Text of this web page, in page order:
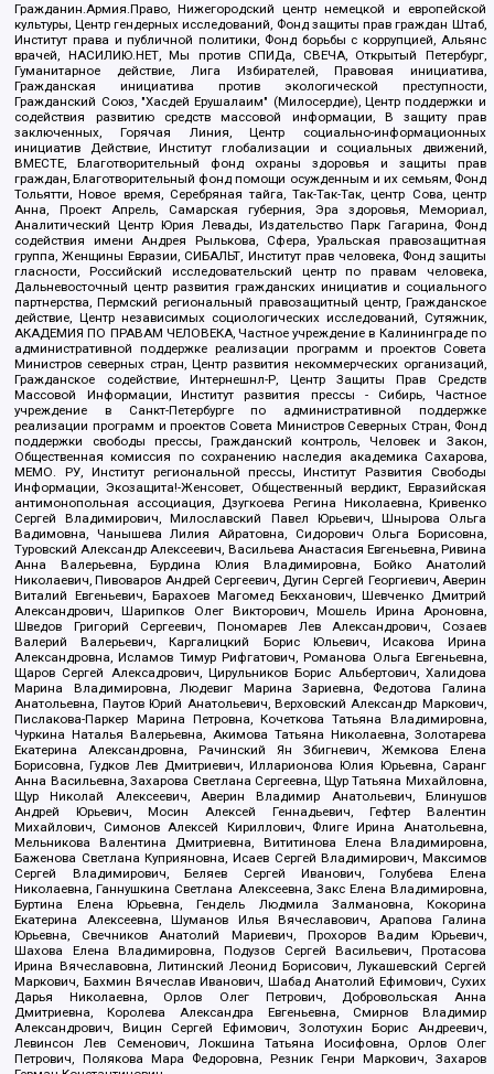
Гражданин.Армия.Право, Нижегородский центр немецкой и европейской
культуры, Центр гендерных исследований, Фонд защиты прав граждан Штаб,
Институт права и публичной политики, Фонд борьбы с коррупцией, Альянс
врачей, НАСИЛИЮ.НЕТ, Мы против СПИДа, СВЕЧА, Открытый Петербург,
Гуманитарное действие, Лига Избирателей, Правовая инициатива,
Гражданская инициатива против экологической преступности,
Гражданский Союз, "Хасдей Ерушалаим" (Милосердие), Центр поддержки и
содействия развитию средств массовой информации, В защиту прав
заключенных, Горячая Линия, Центр социально-информационных
инициатив Действие, Институт глобализации и социальных движений,
ВМЕСТЕ, Благотворительный фонд охраны здоровья и защиты прав
граждан, Благотворительный фонд помощи осужденным и их семьям, Фонд
Тольятти, Новое время, Серебряная тайга, Так-Так-Так, центр Сова, центр
Анна, Проект Апрель, Самарская губерния, Эра здоровья, Мемориал,
Аналитический Центр Юрия Левады, Издательство Парк Гагарина, Фонд
содействия имени Андрея Рылькова, Сфера, Уральская правозащитная
группа, Женщины Евразии, СИБАЛЬТ, Институт прав человека, Фонд защиты
гласности, Российский исследовательский центр по правам человека,
Дальневосточный центр развития гражданских инициатив и социального
партнерства, Пермский региональный правозащитный центр, Гражданское
действие, Центр независимых социологических исследований, Сутяжник,
АКАДЕМИЯ ПО ПРАВАМ ЧЕЛОВЕКА, Частное учреждение в Калининграде по
административной поддержке реализации программ и проектов Совета
Министров северных стран, Центр развития некоммерческих организаций,
Гражданское содействие, Интернешнл-Р, Центр Защиты Прав Средств
Массовой Информации, Институт развития прессы - Сибирь, Частное
учреждение в Санкт-Петербурге по административной поддержке
реализации программ и проектов Совета Министров Северных Стран, Фонд
поддержки свободы прессы, Гражданский контроль, Человек и Закон,
Общественная комиссия по сохранению наследия академика Сахарова,
МЕМО. РУ, Институт региональной прессы, Институт Развития Свободы
Информации, Экозащита!-Женсовет, Общественный вердикт, Евразийская
антимонопольная ассоциация, Дзугкоева Регина Николаевна, Кривенко
Сергей Владимирович, Милославский Павел Юрьевич, Шнырова Ольга
Вадимовна, Чанышева Лилия Айратовна, Сидорович Ольга Борисовна,
Туровский Александр Алексеевич, Васильева Анастасия Евгеньевна, Ривина
Анна Валерьевна, Бурдина Юлия Владимировна, Бойко Анатолий
Николаевич, Пивоваров Андрей Сергеевич, Дугин Сергей Георгиевич, Аверин
Виталий Евгеньевич, Барахоев Магомед Бекханович, Шевченко Дмитрий
Александрович, Шарипков Олег Викторович, Мошель Ирина Ароновна,
Шведов Григорий Сергеевич, Пономарев Лев Александрович, Созаев
Валерий Валерьевич, Каргалицкий Борис Юльевич, Исакова Ирина
Александровна, Исламов Тимур Рифгатович, Романова Ольга Евгеньевна,
Щаров Сергей Алексадрович, Цирульников Борис Альбертович, Халидова
Марина Владимировна, Людевиг Марина Зариевна, Федотова Галина
Анатольевна, Паутов Юрий Анатольевич, Верховский Александр Маркович,
Пислакова-Паркер Марина Петровна, Кочеткова Татьяна Владимировна,
Чуркина Наталья Валерьевна, Акимова Татьяна Николаевна, Золотарева
Екатерина Александровна, Рачинский Ян Збигневич, Жемкова Елена
Борисовна, Гудков Лев Дмитриевич, Илларионова Юлия Юрьевна, Саранг
Анна Васильевна, Захарова Светлана Сергеевна, Щур Татьяна Михайловна,
Щур Николай Алексеевич, Аверин Владимир Анатольевич, Блинушов
Андрей Юрьевич, Мосин Алексей Геннадьевич, Гефтер Валентин
Михайлович, Симонов Алексей Кириллович, Флиге Ирина Анатольевна,
Мельникова Валентина Дмитриевна, Вититинова Елена Владимировна,
Баженова Светлана Куприяновна, Исаев Сергей Владимирович, Максимов
Сергей Владимирович, Беляев Сергей Иванович, Голубева Елена
Николаевна, Ганнушкина Светлана Алексеевна, Закс Елена Владимировна,
Буртина Елена Юрьевна, Гендель Людмила Залмановна, Кокорина
Екатерина Алексеевна, Шуманов Илья Вячеславович, Арапова Галина
Юрьевна, Свечников Анатолий Мариевич, Прохоров Вадим Юрьевич,
Шахова Елена Владимировна, Подузов Сергей Васильевич, Протасова
Ирина Вячеславовна, Литинский Леонид Борисович, Лукашевский Сергей
Маркович, Бахмин Вячеслав Иванович, Шабад Анатолий Ефимович, Сухих
Дарья Николаевна, Орлов Олег Петрович, Добровольская Анна
Дмитриевна, Королева Александра Евгеньевна, Смирнов Владимир
Александрович, Вицин Сергей Ефимович, Золотухин Борис Андреевич,
Левинсон Лев Семенович, Локшина Татьяна Иосифовна, Орлов Олег
Петрович, Полякова Мара Федоровна, Резник Генри Маркович, Захаров